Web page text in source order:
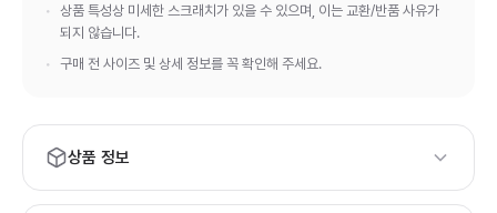
상품 특성상 미세한 스크래치가 있을 수 있으며, 이는 교환/반품 사유가
되지 않습니다.
구매 전 사이즈 및 상세 정보를 꼭 확인해 주세요.
상품 정보
브랜드:Berluti